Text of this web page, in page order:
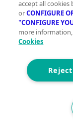
Casa
venta
Yebes
Planta
accept all
orCONFIGURE
"CONFIGURE
more
Cookies